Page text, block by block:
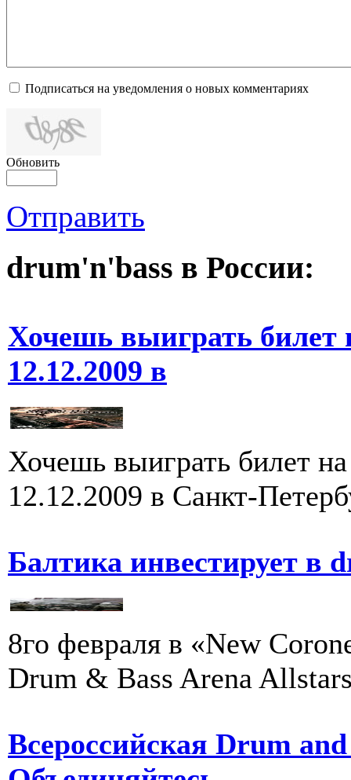
Подписаться на уведомления о новых комментариях
Обновить
Отправить
drum'n'bass в России:
Хочешь выиграть
12.12.2009 в
Хочешь выиграть билет
12.12.2009 в Санкт-
Балтика инвестирует в
8го февраля в «New
Drum & Bass Arena
Всероссийская Drum